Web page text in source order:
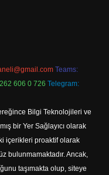
Teams:
606 0 726 Telegram:
Bilgi Teknolojileri ve
bir Yer Sağlayıcı olarak
içerikleri proaktif olarak
bulunmamaktadır. Ancak,
taşımakta olup, siteye